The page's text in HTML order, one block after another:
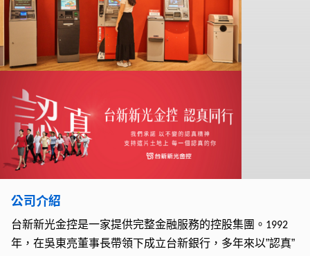
公司介紹
台新新光金控是一家提供完整金融服務的控股集團。 1992
年，在吳東亮董事長帶領下成立台新銀行，多年來以”認真”